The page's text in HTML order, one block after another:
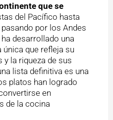
que se
del Pacífico hasta
por los Andes
desarrollado una
que refleja su
la riqueza de sus
lista definitiva es una
platos han logrado
en
de la cocina